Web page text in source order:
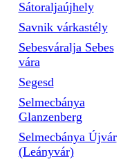
Sátoraljaújhely
Savnik várkastély
Sebesváralja Sebes
vára
Segesd
Selmecbánya
Glanzenberg
Selmecbánya Újvár
(Leányvár)